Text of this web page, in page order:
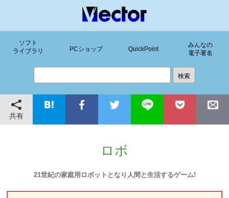
ソフト
ライブラリ
PCショップ QuickPoint
みんなの
電子署名
共有
ロボ
21世紀の家庭用ロボットとなり人間と生活するゲーム!